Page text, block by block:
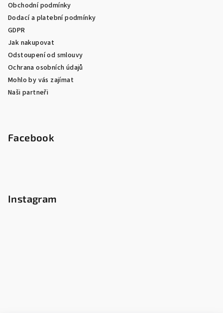
Obchodní podmínky
Dodací a platební podmínky
GDPR
Jak nakupovat
Odstoupení od smlouvy
Ochrana osobních údajů
Mohlo by vás zajímat
Naši partneři
Facebook
Instagram